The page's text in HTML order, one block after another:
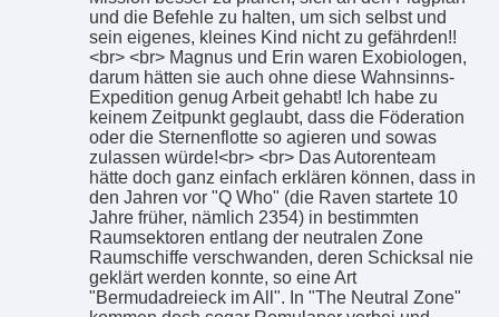
und die Befehle zu halten, um sich selbst und
sein eigenes, kleines Kind nicht zu gefährden!!
<br> <br> Magnus und Erin waren Exobiologen,
darum hätten sie auch ohne diese Wahnsinns-
Expedition genug Arbeit gehabt! Ich habe zu
keinem Zeitpunkt geglaubt, dass die Föderation
oder die Sternenflotte so agieren und sowas
zulassen würde!<br> <br> Das Autorenteam
hätte doch ganz einfach erklären können, dass in
den Jahren vor "Q Who" (die Raven startete 10
Jahre früher, nämlich 2354) in bestimmten
Raumsektoren entlang der neutralen Zone
Raumschiffe verschwanden, deren Schicksal nie
geklärt werden konnte, so eine Art
"Bermudadreieck im All". In "The Neutral Zone"